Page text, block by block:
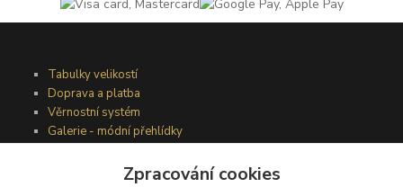
Tabulky velikostí
Doprava a platba
Věrnostní systém
Galerie - módní přehlídky
Zpracování cookies